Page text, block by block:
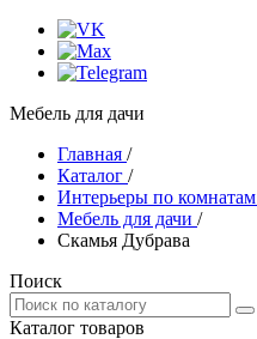
Мебель для дачи
Главная /
Каталог /
Интерьеры по комнатам
Мебель для дачи /
Скамья Дубрава
Поиск
Каталог товаров